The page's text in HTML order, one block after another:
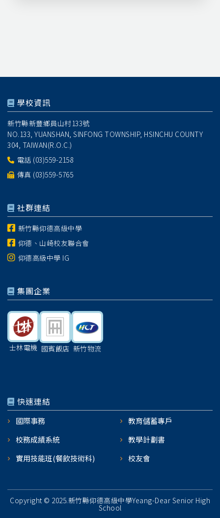
學校資訊
新竹縣新豐鄉員山村133號
NO.133, YUANSHAN, SINFONG TOWNSHIP, HSINCHU COUNTY
304, TAIWAN(R.O.C.)
電話 (03)559-2158
傳真 (03)559-5765
社群連結
新竹縣仰德高級中學
仰德、山崎校友聯合會
仰德高級中學 IG
集團企業
士林電機 國賓飯店 新竹物流
快速連結
國際事務
教育儲蓄專戶
校務成績系統
教學計劃書
實用技能班(餐飲技術科)
校友會
Copyright © 2025.新竹縣仰德高級中學Yeang-Dear Senior High
School